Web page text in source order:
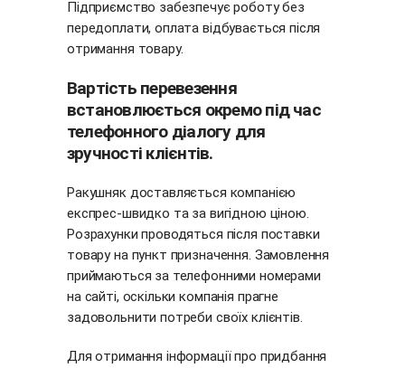
Підприємство забезпечує роботу без
передоплати, оплата відбувається після
отримання товару.
Вартість перевезення
встановлюється окремо під час
телефонного діалогу для
зручності клієнтів.
Ракушняк доставляється компанією
експрес-швидко та за вигідною ціною.
Розрахунки проводяться після поставки
товару на пункт призначення. Замовлення
приймаються за телефонними номерами
на сайті, оскільки компанія прагне
задовольнити потреби своїх клієнтів.
Для отримання інформації про придбання